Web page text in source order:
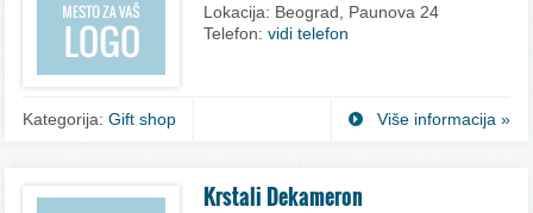
Lokacija: Beograd, Paunova 24
Telefon:vidi telefon
Kategorija:Gift shop Više informacija »
Krstali Dekameron